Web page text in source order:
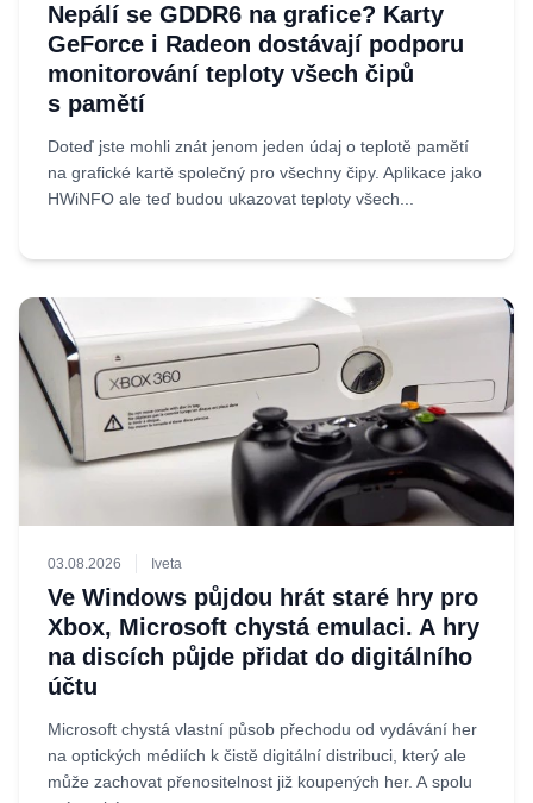
Nepálí se GDDR6 na grafice? Karty
GeForce i Radeon dostávají podporu
monitorování teploty všech čipů
s pamětí
Doteď jste mohli znát jenom jeden údaj o teplotě pamětí
na grafické kartě společný pro všechny čipy. Aplikace jako
HWiNFO ale teď budou ukazovat teploty všech...
03.08.2026 Iveta
Ve Windows půjdou hrát staré hry pro
Xbox, Microsoft chystá emulaci. A hry
na discích půjde přidat do digitálního
účtu
Microsoft chystá vlastní působ přechodu od vydávání her
na optických médiích k čistě digitální distribuci, který ale
může zachovat přenositelnost již koupených her. A spolu